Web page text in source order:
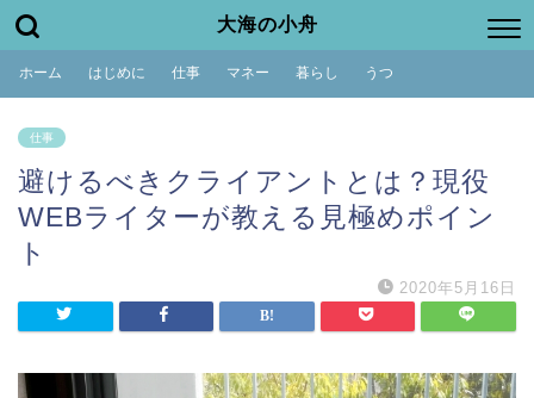
大海の小舟
ホーム はじめに 仕事 マネー 暮らし うつ
仕事
避けるべきクライアントとは？現役
WEBライターが教える見極めポイン
ト
2020年5月16日